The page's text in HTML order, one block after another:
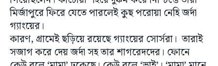
মির্জাপুরে ফিরে যেতে পারলেই কুছ পরোয়া নেহি জর্দা
গ্যাংয়ের।
কারণ, গ্রামেই ছড়িয়ে রয়েছে গ্যাংয়ের সোর্সরা। তারাই
সজাগ করে দেয় জর্দা সহ তার শাগরেদদের। ফোনে